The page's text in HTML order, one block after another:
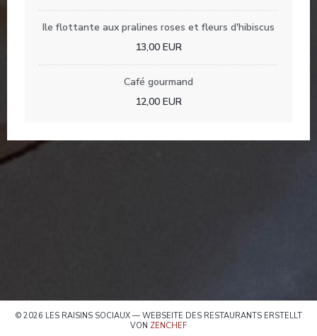
Ile flottante aux pralines roses et fleurs d'hibiscus
13,00 EUR
Café gourmand
12,00 EUR
© 2026 LES RAISINS SOCIAUX — WEBSEITE DES RESTAURANTS ERSTELLT
VON ZENCHEF((ÖFFNET EIN NEUES FENSTER))